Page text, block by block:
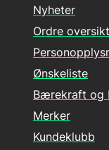
Nyheter
Ordre oversikt
Ønskeliste
Bærekraft og
Merker
Kundeklubb